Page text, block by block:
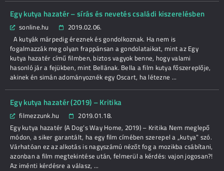
Egy kutya hazatér – sírás és nevetés családi kiszerelésben
sonline.hu
2019.02.06.
A kutyák márpedig éreznek és gondolkoznak. Ha nem is
fogalmazzák meg olyan frappánsan a gondolataikat, mint az Egy
kutya hazatér című filmben, biztos vagyok benne, hogy valami
hasonló jár a fejükben, mint Bellának. Bella a film kutya főszereplője,
akinek én simán adományoznék egy Oscart, ha létezne ...
Egy kutya hazatér (2019) – Kritika
filmezzunk.hu
2019.01.18.
Egy kutya hazatér (A Dog’s Way Home, 2019) – Kritika Nem meglepő
módon, a siker garantált, ha egy film címében szerepel a „kutya” szó.
Várhatóan ez az alkotás is nagyszámú nézőt fog a mozikba csábítani,
azonban a film megtekintése után, felmerül a kérdés: vajon jogosan?!
Az iménti kérdésre a válasz, ...